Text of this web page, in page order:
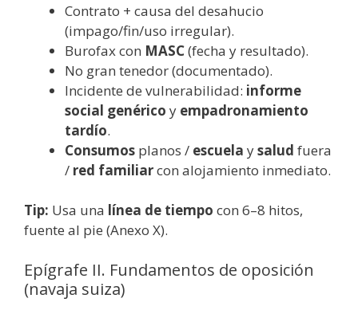
Contrato + causa del desahucio
(impago/fin/uso irregular).
Burofax con MASC(fecha y resultado).
No gran tenedor (documentado).
Incidente de vulnerabilidad: informe
social genérico y empadronamiento
tardío.
Consumos planos / escuela ysalud fuera
/ red familiarcon alojamiento inmediato.
Tip: Usa una línea de tiempo con 6–8 hitos,
fuente al pie (Anexo X).
Epígrafe II. Fundamentos de oposición
(navaja suiza)